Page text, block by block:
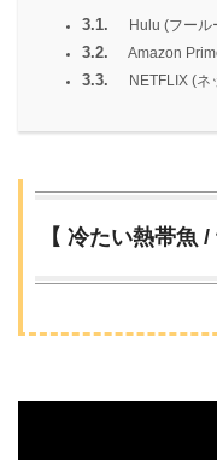
3.1.
Hulu (フール
3.2. Amazon
3.3. NETFLIX (ネ
【 冷たい熱帯魚 /